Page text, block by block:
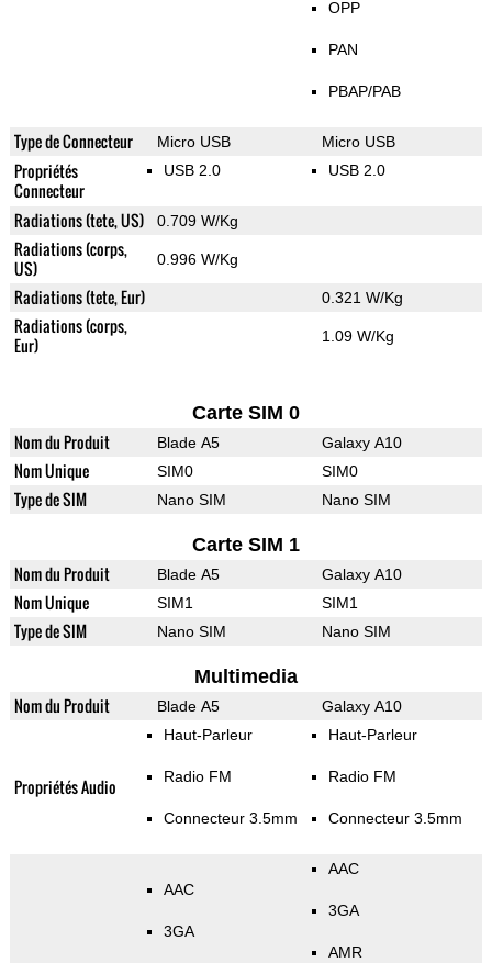
OPP
PAN
PBAP/PAB
Type de Connecteur Micro USB Micro USB
Propriétés
Connecteur
USB 2.0 USB 2.0
Radiations (tete, US) 0.709 W/Kg
Radiations (corps,
US)
0.996 W/Kg
Radiations (tete, Eur) 0.321 W/Kg
Radiations (corps,
Eur)
1.09 W/Kg
Carte SIM 0
Nom du Produit Blade A5 Galaxy A10
Nom Unique SIM0 SIM0
Type de SIM Nano SIM Nano SIM
Carte SIM 1
Nom du Produit Blade A5 Galaxy A10
Nom Unique SIM1 SIM1
Type de SIM Nano SIM Nano SIM
Multimedia
Nom du Produit Blade A5 Galaxy A10
Propriétés Audio
Haut-Parleur
Radio FM
Connecteur 3.5mm
Haut-Parleur
Radio FM
Connecteur 3.5mm
AAC
3GA
AAC
3GA
AMR